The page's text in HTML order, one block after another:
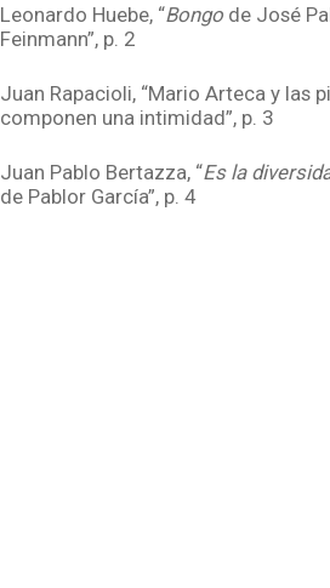
Leonardo Huebe, “Bongo de José
Feinmann”, p. 2
Juan Rapacioli, “Mario Arteca y las
componen una intimidad”, p. 3
Juan Pablo Bertazza, “Es la
de Pablor García”, p. 4